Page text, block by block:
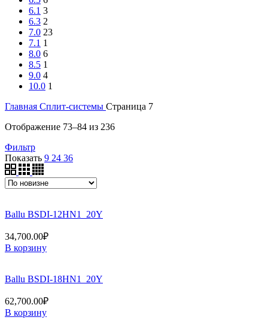
6.1 3
6.3 2
7.0 23
7.1 1
8.0 6
8.5 1
9.0 4
10.0 1
Главная Сплит-системы Страница 7
Отображение 73–84 из 236Сортировка:
Фильтр
Показать 9 24 36
Ballu BSDI-12HN1_20Y
34,700.00₽
В корзину
Ballu BSDI-18HN1_20Y
62,700.00₽
В корзину